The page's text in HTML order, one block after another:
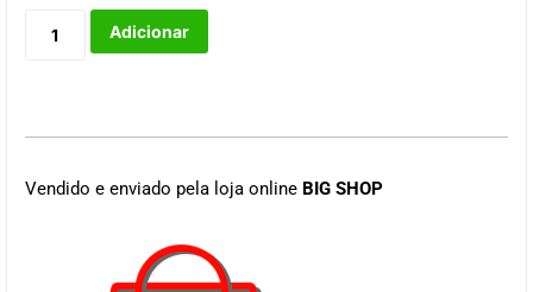
Adicionar
Vendido e enviado pela loja online BIG SHOP